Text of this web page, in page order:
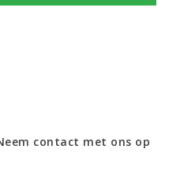
contact met ons op